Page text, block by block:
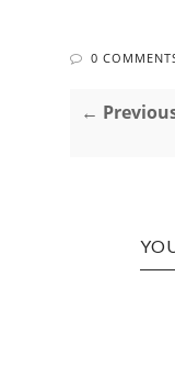
0
←